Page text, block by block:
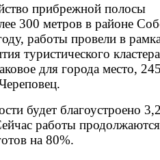
прибрежной полосы
300 метров в районе
работы провели в
туристического кластера
для города место,
будет благоустроено
работы
на 80%.